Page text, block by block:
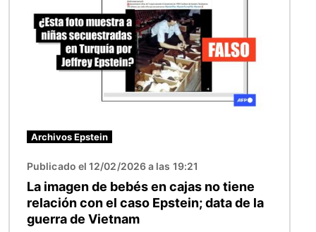
Archivos Epstein
Publicado el 12/02/2026 a las 19:21
La imagen de bebés en cajas no tiene
relación con el caso Epstein; data de la
guerra de Vietnam